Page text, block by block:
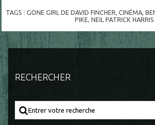
TAGS :GONE GIRL DE DAVID FINCHER ,CINÉMA ,
PIKE ,NEIL PATRICK HARRIS
RECHERCHER